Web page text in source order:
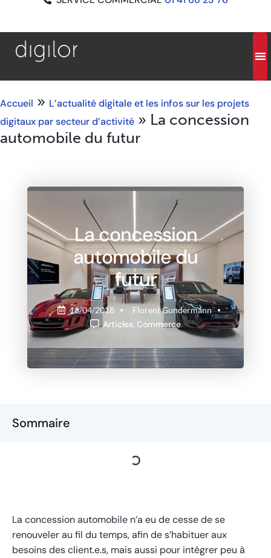
Accueil » L’actualité digitale et les infos sur les projets
digitaux par secteur d’activité » La concession
automobile du futur
La concession
automobile du
futur
16/04/2018 Florent Gundermann
Articles, Commerce
Sommaire
La concession automobile n’a eu de cesse de se
renouveler au fil du temps, afin de s’habituer aux
besoins des client.e.s, mais aussi pour intégrer peu à